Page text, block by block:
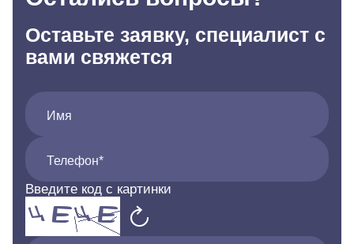
Оставьте заявку, специалист с
вами свяжется
Имя
Телефон*
Введите код с картинки